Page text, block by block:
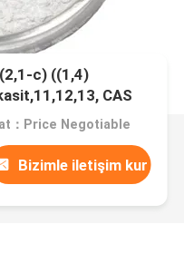
c) ((1,4)
CAS
：Price Negotiable
Bizimle iletişim kur